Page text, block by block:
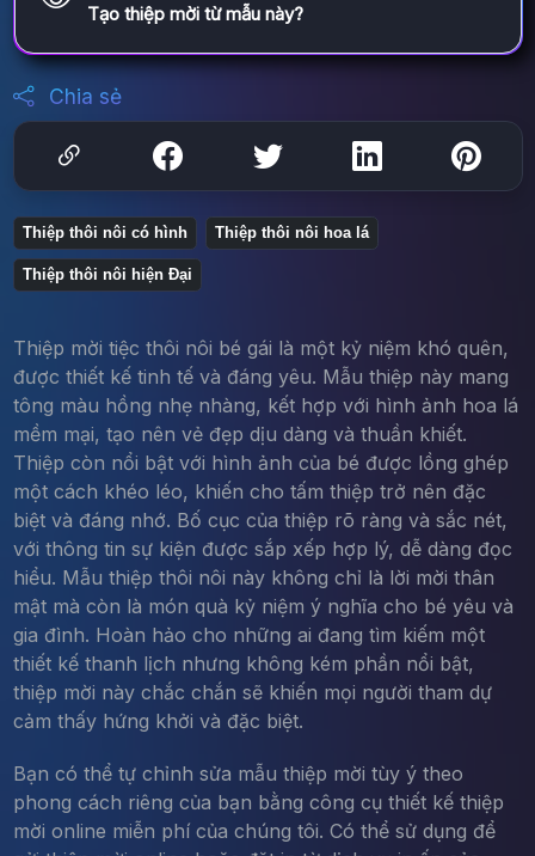
Tạo thiệp mời từ mẫu này?
Chia sẻ
Thiệp thôi nôi có hình Thiệp thôi nôi hoa lá
Thiệp thôi nôi hiện Đại
Thiệp mời tiệc thôi nôi bé gái là một kỷ niệm khó quên,
được thiết kế tinh tế và đáng yêu. Mẫu thiệp này mang
tông màu hồng nhẹ nhàng, kết hợp với hình ảnh hoa lá
mềm mại, tạo nên vẻ đẹp dịu dàng và thuần khiết.
Thiệp còn nổi bật với hình ảnh của bé được lồng ghép
một cách khéo léo, khiến cho tấm thiệp trở nên đặc
biệt và đáng nhớ. Bố cục của thiệp rõ ràng và sắc nét,
với thông tin sự kiện được sắp xếp hợp lý, dễ dàng đọc
hiểu. Mẫu thiệp thôi nôi này không chỉ là lời mời thân
mật mà còn là món quà kỷ niệm ý nghĩa cho bé yêu và
gia đình. Hoàn hảo cho những ai đang tìm kiếm một
thiết kế thanh lịch nhưng không kém phần nổi bật,
thiệp mời này chắc chắn sẽ khiến mọi người tham dự
cảm thấy hứng khởi và đặc biệt.
Bạn có thể tự chỉnh sửa mẫu thiệp mời tùy ý theo
phong cách riêng của bạn bằng công cụ thiết kế thiệp
mời online miễn phí của chúng tôi. Có thể sử dụng để